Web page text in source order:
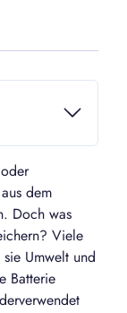
dem
Doch was
Viele
Umwelt und
Batterie